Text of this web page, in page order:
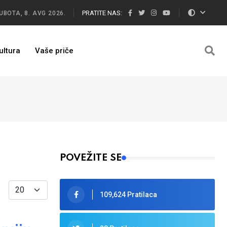
8. AVG 2026. PRATITE NAS:
Vaše priče
Display #
POVEŽITE SE
109,624 Pratilaca